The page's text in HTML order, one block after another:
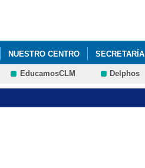
NUESTRO CENTRO SECRETARÍA
EducamosCLM Delphos